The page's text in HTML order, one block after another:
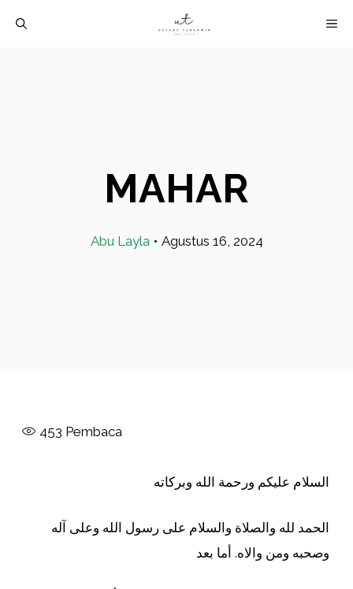
MAHAR
Abu Layla • Agustus 16, 2024
453 Pembaca
السلام عليكم ورحمة الله وبركاته
الحمد لله والصلاة والسلام على رسول الله وعلى آله
وصحبه ومن والاه. أما بعد